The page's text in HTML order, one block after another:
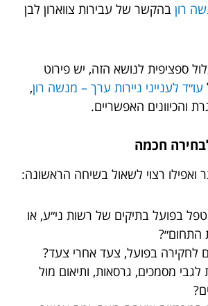
רון בהקשר של עבירות צווארון לבן
ספציפית לנושא הזה, יש פירוט
עו״ד לענייני ניירות ערך – מנשה רון,
והכיוונים האפשריים.
חכמה
רצוי לשאול בשיחה הראשונה:
בפועל בתיקים של רשות ני״ע, או
התחום״?
לחקירה בפועל, צעד אחרי צעד?
לגבי מסמכים, גרסאות, ותיאום מול